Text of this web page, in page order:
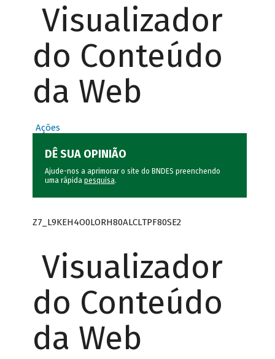
Visualizador
do Conteúdo
da Web
Ações
DÊ SUA OPINIÃO
Ajude-nos a aprimorar o site do BNDES preenchendo
uma rápida pesquisa.
Z7_L9KEH4O0LORH80ALCLTPF80SE2
Visualizador
do Conteúdo
da Web